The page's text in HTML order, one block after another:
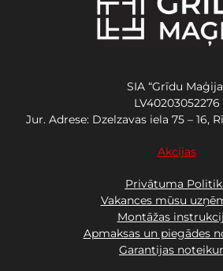
SIA “Grīdu
LV40203052276
Jur. Adrese: Dzelzavas iela 75 – 16,
Akcijas
Privātuma
Vakances mūsu
Montāžas
Apmaksas un piegādes
Garantijas